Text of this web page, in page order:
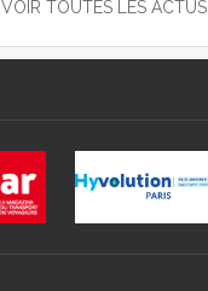
VOIR TOUTES LES ACTUS